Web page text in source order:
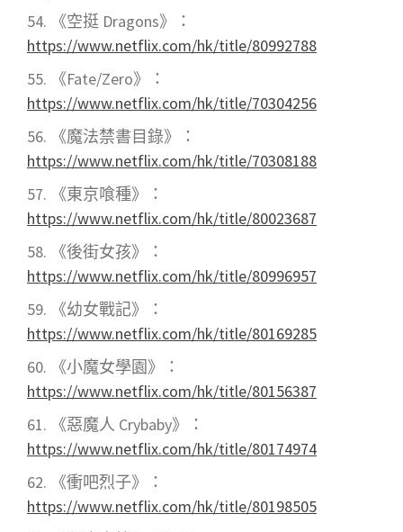
《空挺 Dragons》：
https://www.netflix.com/hk/title/80992788
《Fate/Zero》：
https://www.netflix.com/hk/title/70304256
《魔法禁書目錄》：
https://www.netflix.com/hk/title/70308188
《東京喰種》：
https://www.netflix.com/hk/title/80023687
《後街女孩》：
https://www.netflix.com/hk/title/80996957
《幼女戰記》：
https://www.netflix.com/hk/title/80169285
《小魔女學園》：
https://www.netflix.com/hk/title/80156387
《惡魔人 Crybaby》：
https://www.netflix.com/hk/title/80174974
《衝吧烈子》：
https://www.netflix.com/hk/title/80198505